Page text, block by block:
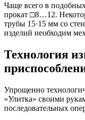
Чаще всего в
прокат □8…12.
трубы 15·15 мм со
изделий необходим
Технология
Упрощенно
«Улитка» своими
последовательных